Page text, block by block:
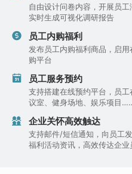
自由设计问卷内容，开展员
实时生成可视化调研报告
员工内购福利
发布员工内购福利商品，启
购平台
员工服务预约
支持搭建在线预约平台，员
议室、健身场地、娱乐项目
企业关怀高效触达
支持邮件/短信通知，向员工
福利活动资讯，高效传达企业